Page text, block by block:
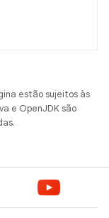
estão sujeitos às
e OpenJDK são